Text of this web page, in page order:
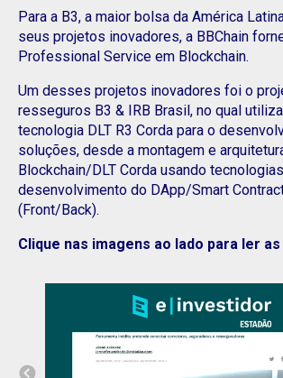
Para a B3, a maior bolsa da América
seus projetos inovadores, a BBChain
Professional Service em Blockchain.
Um desses projetos inovadores foi o
resseguros B3 & IRB Brasil, no qual
tecnologia DLT R3 Corda para o
soluções, desde a montagem e
Blockchain/DLT Corda usando
desenvolvimento do DApp/Smart
(Front/Back).
Clique nas imagens ao lado para ler